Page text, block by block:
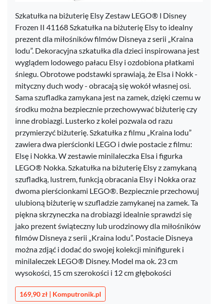
Szkatułka na biżuterię Elsy Zestaw LEGO® l Disney
Frozen II 41168 Szkatułka na biżuterię Elsy to idealny
prezent dla miłośników filmów Disneya z serii „Kraina
lodu”. Dekoracyjna szkatułka dla dzieci inspirowana jest
wyglądem lodowego pałacu Elsy i ozdobiona płatkami
śniegu. Obrotowe podstawki sprawiają, że Elsa i Nokk -
mityczny duch wody - obracają się wokół własnej osi.
Sama szufladka zamykana jest na zamek, dzięki czemu w
środku można bezpiecznie przechowywać biżuterię czy
inne drobiazgi. Lusterko z kolei pozwala od razu
przymierzyć biżuterię. Szkatułka z filmu „Kraina lodu”
zawiera dwa pierścionki LEGO i dwie postacie z filmu:
Elsę i Nokka. W zestawie minilaleczka Elsa i figurka
LEGO® Nokka. Szkatułka na biżuterię Elsy z zamykaną
szufladką, lustrem, funkcją obracania Elsy i Nokka oraz
dwoma pierścionkami LEGO®. Bezpiecznie przechowuj
ulubioną biżuterię w szufladzie zamykanej na zamek. Ta
piękna skrzyneczka na drobiazgi idealnie sprawdzi się
jako prezent świąteczny lub urodzinowy dla miłośników
filmów Disneya z serii „Kraina lodu”. Postacie Disneya
można zdjąć i dodać do swojej kolekcji minifigurek i
minilaleczek LEGO® Disney. Model ma ok. 23 cm
wysokości, 15 cm szerokości i 12 cm głębokości
169,90 zł | Komputronik.pl